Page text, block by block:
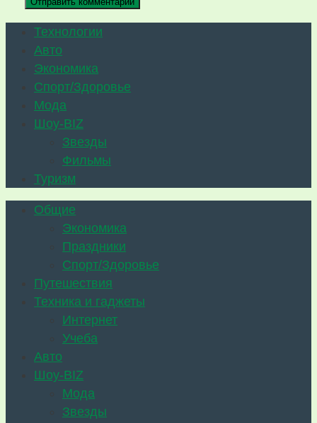
Технологии
Авто
Экономика
Спорт/Здоровье
Мода
Шоу-BIZ
Звезды
Фильмы
Туризм
Общие
Экономика
Праздники
Спорт/Здоровье
Путешествия
Техника и гаджеты
Интернет
Учеба
Авто
Шоу-BIZ
Мода
Звезды